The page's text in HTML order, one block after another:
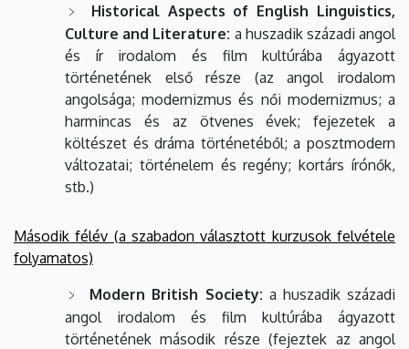
Historical Aspects of English Linguistics,
Culture and Literature: a huszadik századi angol
és ír irodalom és film kultúrába ágyazott
történetének első része (az angol irodalom
angolsága; modernizmus és női modernizmus; a
harmincas és az ötvenes évek; fejezetek a
költészet és dráma történetéből; a posztmodern
változatai; történelem és regény; kortárs írónők,
stb.)
Második félév (a szabadon választott kurzusok felvétele
folyamatos)
Modern British Society: a huszadik századi
angol irodalom és film kultúrába ágyazott
történetének második része (fejeztek az angol